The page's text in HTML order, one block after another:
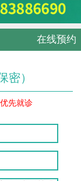
在线预约
密）
优先就诊